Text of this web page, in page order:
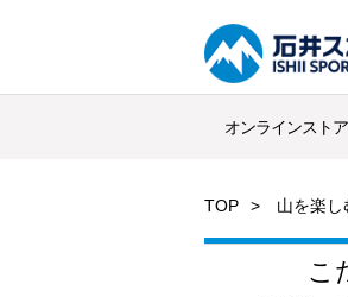
オンラインストア
TOP 山を楽し
こ